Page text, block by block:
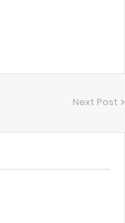
Next Post